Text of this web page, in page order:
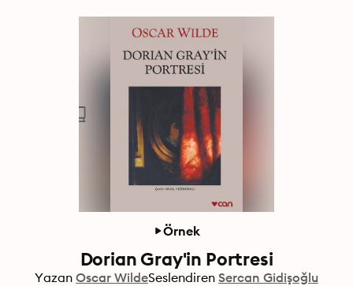
Örnek
Dorian Gray'in Portresi
Yazan Oscar WildeSeslendiren Sercan Gidişoğlu